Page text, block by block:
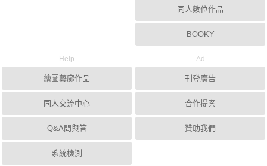
同人數位作品
BOOKY
Help
繪圖藝廊作品
同人交流中心
Q&A問與答
系統檢測
Ad
刊登廣告
合作提案
贊助我們